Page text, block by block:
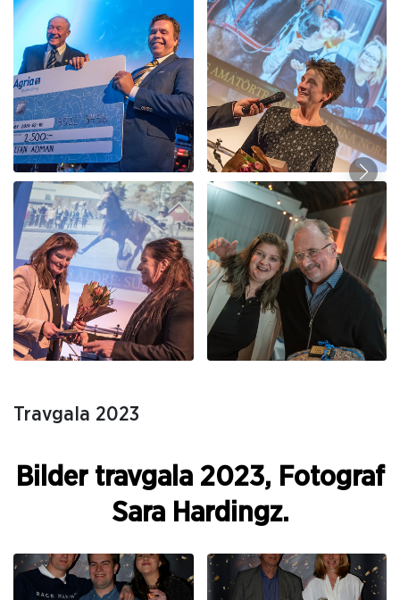
Travgala 2023
Bilder travgala 2023, Fotograf
Sara Hardingz.